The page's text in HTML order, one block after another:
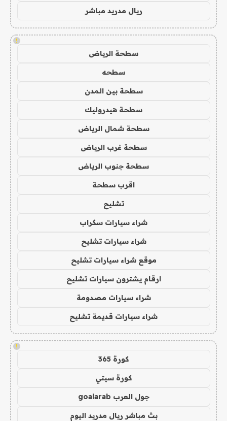
ريال مدريد مباشر
!
سطحة الرياض
سطحه
سطحة بين المدن
سطحة هيدروليك
سطحة شمال الرياض
سطحة غرب الرياض
سطحة جنوب الرياض
اقرب سطحة
تشليح
شراء سيارات سكراب
شراء سيارات تشليح
موقع شراء سيارات تشليح
ارقام يشترون سيارات تشليح
شراء سيارات مصدومة
شراء سيارات قديمة تشليح
!
كورة 365
كورة سيتي
جول العرب goalarab
بث مباشر ريال مدريد اليوم